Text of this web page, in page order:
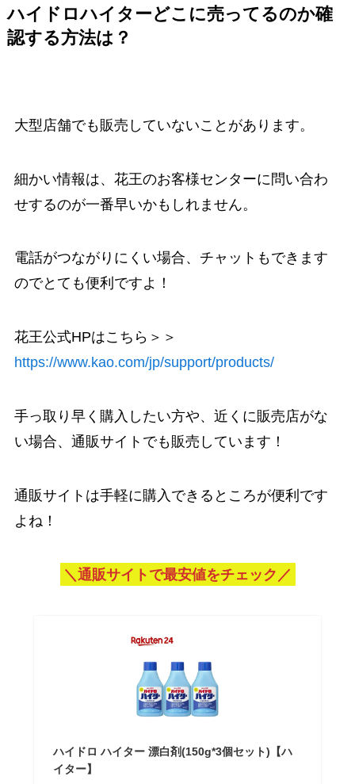
ハイドロハイターどこに売ってるのか確
認する方法は？
大型店舗でも販売していないことがあります。
細かい情報は、花王のお客様センターに問い合わ
せするのが一番早いかもしれません。
電話がつながりにくい場合、チャットもできます
のでとても便利ですよ！
花王公式HPはこちら＞＞
https://www.kao.com/jp/support/products/
手っ取り早く購入したい方や、近くに販売店がな
い場合、通販サイトでも販売しています！
通販サイトは手軽に購入できるところが便利です
よね！
＼通販サイトで最安値をチェック／
ハイドロ ハイター 漂白剤(150g*3個セット)【ハ
イター】